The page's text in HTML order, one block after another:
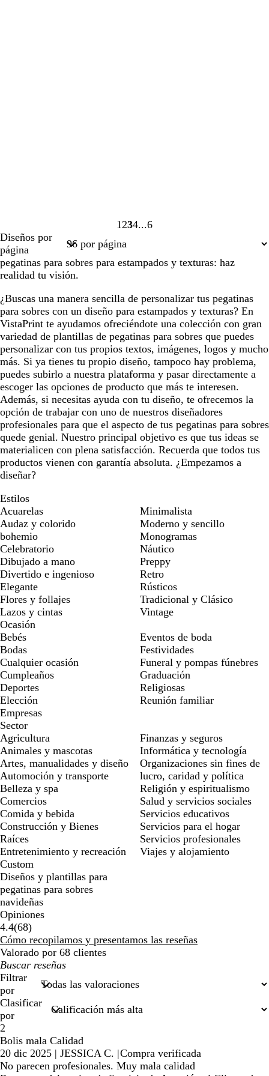
Página
1
1 Página
2
2 Página
3Página
4
Página
6
Diseños por
página
pegatinas para sobres para estampados y texturas: haz
realidad tu visión.
¿Buscas una manera sencilla de personalizar tus pegatinas
para sobres con un diseño para estampados y texturas? En
VistaPrint te ayudamos ofreciéndote una colección con gran
variedad de plantillas de pegatinas para sobres que puedes
personalizar con tus propios textos, imágenes, logos y mucho
más. Si ya tienes tu propio diseño, tampoco hay problema,
puedes subirlo a nuestra plataforma y pasar directamente a
escoger las opciones de producto que más te interesen.
Además, si necesitas ayuda con tu diseño, te ofrecemos la
opción de trabajar con uno de nuestros diseñadores
profesionales para que el aspecto de tus pegatinas para sobres
quede genial. Nuestro principal objetivo es que tus ideas se
materialicen con plena satisfacción. Recuerda que todos tus
productos vienen con garantía absoluta. ¿Empezamos a
diseñar?
Estilos
Acuarelas
Audaz y colorido
bohemio
Celebratorio
Dibujado a mano
Divertido e ingenioso
Elegante
Flores y follajes
Lazos y cintas
Minimalista
Moderno y sencillo
Monogramas
Náutico
Preppy
Retro
Rústicos
Tradicional y Clásico
Vintage
Ocasión
Bebés
Bodas
Cualquier ocasión
Cumpleaños
Deportes
Elección
Empresas
Eventos de boda
Festividades
Funeral y pompas fúnebres
Graduación
Religiosas
Reunión familiar
Sector
Agricultura
Animales y mascotas
Artes, manualidades y diseño
Automoción y transporte
Belleza y spa
Comercios
Comida y bebida
Construcción y Bienes
Raíces
Entretenimiento y recreación
Finanzas y seguros
Informática y tecnología
Organizaciones sin fines de
lucro, caridad y política
Religión y espiritualismo
Salud y servicios sociales
Servicios educativos
Servicios para el hogar
Servicios profesionales
Viajes y alojamiento
Custom
Diseños y plantillas para
pegatinas para sobres
navideñas
Opiniones
4.4(6868
reseñas
)
Cómo recopilamos y presentamos las reseñas
Valorado por 68 clientes
Mis
búsquedas
Filtrar
por
Clasificar
por
2
Bolis mala Calidad
20 dic 2025 | JESSICA C. |Compra verificada
No parecen profesionales. Muy mala calidad